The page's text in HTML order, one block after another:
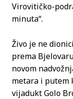
Virovitičko-
minuta“.
Živo je ne
prema
novom
metara i putem
vijadukt Golo